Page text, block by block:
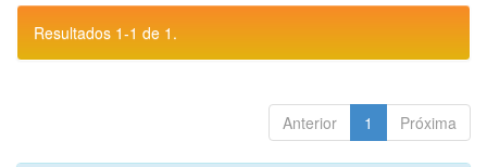
Resultados 1-1 de 1.
Anterior 1 Próxima